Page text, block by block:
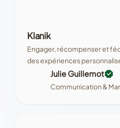
Klanik
Engager, récompenser et
des expériences
Julie Guillemot
Communication &